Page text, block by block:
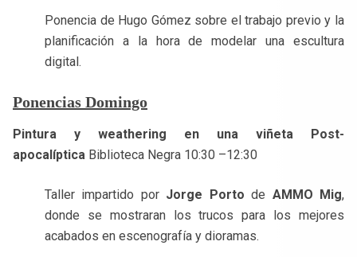
Ponencia de Hugo Gómez sobre el trabajo previo y la
planificación a la hora de modelar una escultura
digital.
Ponencias Domingo
Pintura y weathering en una viñeta Post-
apocalíptica Biblioteca Negra 10:30 –12:30
Taller impartido por Jorge Porto de AMMO Mig,
donde se mostraran los trucos para los mejores
acabados en escenografía y dioramas.